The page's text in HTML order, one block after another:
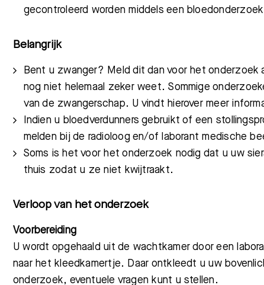
gecontroleerd worden middels een
Belangrijk
Bent u zwanger? Meld dit dan voor het
nog niet helemaal zeker weet. Sommige
van de zwangerschap. U vindt hierover meer
Indien u bloedverdunners gebruikt of een
melden bij de radioloog en/of laborant medische
Soms is het voor het onderzoek nodig dat u uw
thuis zodat u ze niet kwijtraakt.
Verloop van het onderzoek
Voorbereiding
U wordt opgehaald uit de wachtkamer door een
naar het kleedkamertje. Daar ontkleedt u uw
onderzoek, eventuele vragen kunt u stellen.